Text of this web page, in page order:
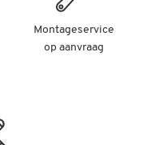
Montageservice
op aanvraag